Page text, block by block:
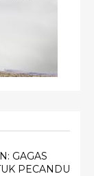
GAGAS
PECANDU